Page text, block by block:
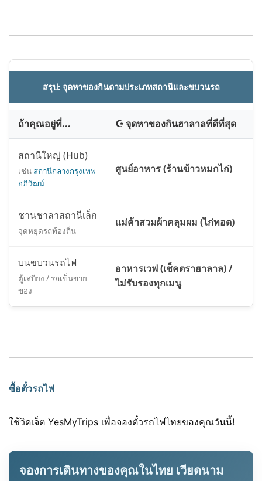
สรุป: จุดหาของกินตามประเภทสถานีและขบวนรถ
ถ้าคุณอยู่ที่... ☪️ จุดหาของกินฮาลาลที่ดีที่สุด
สถานีใหญ่ (Hub)
เช่น สถานีกลางกรุงเทพ
อภิวัฒน์
ศูนย์อาหาร (ร้านข้าวหมกไก่)
ชานชาลาสถานีเล็ก
จุดหยุดรถท้องถิ่น
แม่ค้าสวมผ้าคลุมผม (ไก่ทอด)
บนขบวนรถไฟ
ตู้เสบียง / รถเข็นขาย
ของ
อาหารเวฟ (เช็คตราฮาลาล) /
ไม่รับรองทุกเมนู
ซื้อตั๋วรถไฟ
ใช้วิดเจ็ต YesMyTrips เพื่อจองตั๋วรถไฟไทยของคุณวันนี้!
จองการเดินทางของคุณในไทย เวียดนาม